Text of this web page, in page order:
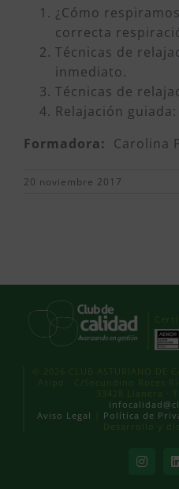
¿Cómo
correcta
Técnicas de
inmediato.
Técnicas de
Relajación
Formadora: Carolina
20 noviembre 2017
© 2026 CLUB ASTURIANO DE
Asipo · C/Secundino Roces
33428 Llanera ·
Aviso Legal
Política de
Desarrollo y